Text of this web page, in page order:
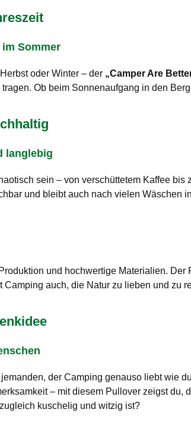
Sommer
oder Winter – der „Camper Are
Ob beim Sonnenaufgang in den
langlebig
sein – von verschüttetem Kaffee
und bleibt auch nach vielen Wäschen
und hochwertige Materialien.
Camping auch, die Natur zu lieben und zu
der Camping genauso liebt wie
– mit diesem Pullover zeigst
kuschelig und witzig ist?